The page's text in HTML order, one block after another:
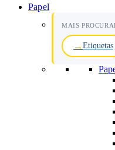
Papel
MAIS
Etiquetas